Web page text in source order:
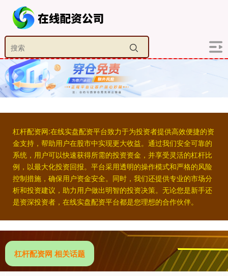
杠杆配资网:在线实盘配资平台致力于为投资者提供高效便捷的资
金支持，帮助用户在股市中实现更大收益。通过我们安全可靠的
系统，用户可以快速获得所需的投资资金，并享受灵活的杠杆比
例，以最大化投资回报。平台采用透明的操作模式和严格的风险
控制措施，确保用户资金安全。同时，我们还提供专业的市场分
析和投资建议，助力用户做出明智的投资决策。无论您是新手还
是资深投资者，在线实盘配资平台都是您理想的合作伙伴。
杠杆配资网 相关话题